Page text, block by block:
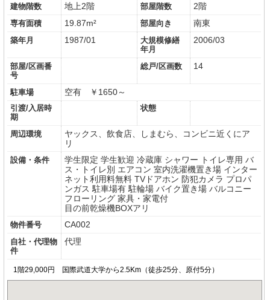
建物階数 地上2階 部屋階数 2階
専有面積 19.87m² 部屋向き 南東
築年月 1987/01
大規模修繕
年月
2006/03
部屋/区画番
号
総戸/区画数 14
駐車場 空有 ￥1650～
引渡/入居時
期
状態
周辺環境
ヤックス、飲食店、しまむら、コンビニ近くにア
リ
設備・条件 学生限定 学生歓迎 冷蔵庫 シャワー トイレ専用 バ
ス・トイレ別 エアコン 室内洗濯機置き場 インター
ネット利用料無料 TVドアホン 防犯カメラ プロパ
ンガス 駐車場有 駐輪場 バイク置き場 バルコニー
フローリング 家具・家電付
目の前乾燥機BOXアリ
物件番号 CA002
自社・代理物
件
代理
1階29,000円 国際武道大学から2.5Km（徒歩25分、原付5分）